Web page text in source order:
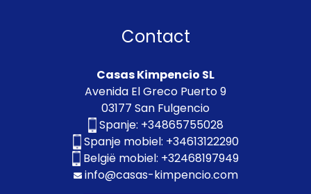
Contact
Casas Kimpencio SL
Avenida El Greco Puerto 9
03177 San Fulgencio
Spanje: +34865755028
Spanje mobiel: +34613122290
België mobiel: +32468197949
info@casas-kimpencio.com